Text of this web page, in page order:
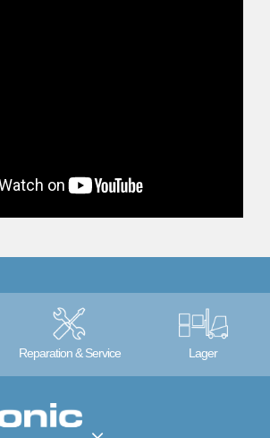
Reparation & Service Lager